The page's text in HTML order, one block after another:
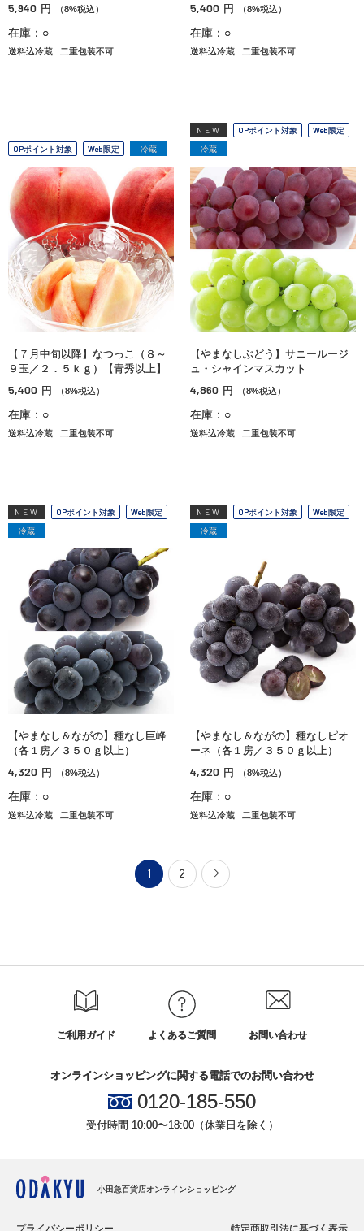
5,940 円 （8%税込）
在庫：○
送料込冷蔵 二重包装不可
5,400 円 （8%税込）
在庫：○
送料込冷蔵 二重包装不可
OPポイント対象 Web限定 冷蔵
【７月中旬以降】なつっこ（８～
９玉／２．５ｋｇ）【青秀以上】
5,400 円 （8%税込）
在庫：○
送料込冷蔵 二重包装不可
NEW OPポイント対象
Web限定
冷蔵
【やまなしぶどう】サニールージ
ュ・シャインマスカット
4,860 円 （8%税込）
在庫：○
送料込冷蔵 二重包装不可
NEW OPポイント対象
Web限定
冷蔵
【やまなし＆ながの】種なし巨峰
（各１房／３５０ｇ以上）
4,320 円 （8%税込）
在庫：○
送料込冷蔵 二重包装不可
NEW OPポイント対象
Web限定
冷蔵
【やまなし＆ながの】種なしピオ
ーネ（各１房／３５０ｇ以上）
4,320 円 （8%税込）
在庫：○
送料込冷蔵 二重包装不可
1 2
ご利用ガイド よくあるご質問 お問い合わせ
オンラインショッピングに関する電話でのお問い合わせ
0120-185-550
受付時間 10:00〜18:00（休業日を除く）
小田急百貨店オンラインショッピング
プライバシーポリシー 特定商取引法に基づく表示